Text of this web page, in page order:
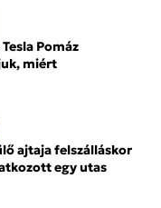
Pomáz
miért
ajtaja felszálláskor
egy utas